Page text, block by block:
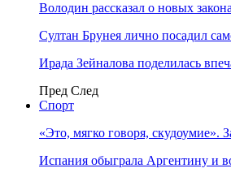
Володин рассказал о новых
Султан Брунея лично посадил
Ирада Зейналова поделилась
Пред След
Спорт
«Это, мягко говоря, скудоумие».
Испания обыграла Аргентину и